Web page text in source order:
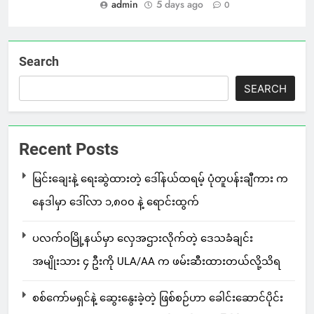
admin 5 days ago 0
Search
SEARCH
Recent Posts
မြင်းချေးနဲ့ ရေးဆွဲထားတဲ့ ဒေါ်နယ်ထရမ့် ပုံတူပန်းချီကား က
နေဒါမှာ ဒေါ်လာ ၁,၈၀၀ နဲ့ ရောင်းထွက်
ပလက်ဝမြို့နယ်မှာ လှေအဌားလိုက်တဲ့ ဒေသခံချင်း
အမျိုးသား ၄ ဦးကို ULA/AA က ဖမ်းဆီးထားတယ်လို့သိရ
စစ်ကော်မရှင်နဲ့ ဆွေးနွေးခဲ့တဲ့ ဖြစ်စဉ်ဟာ ခေါင်းဆောင်ပိုင်း